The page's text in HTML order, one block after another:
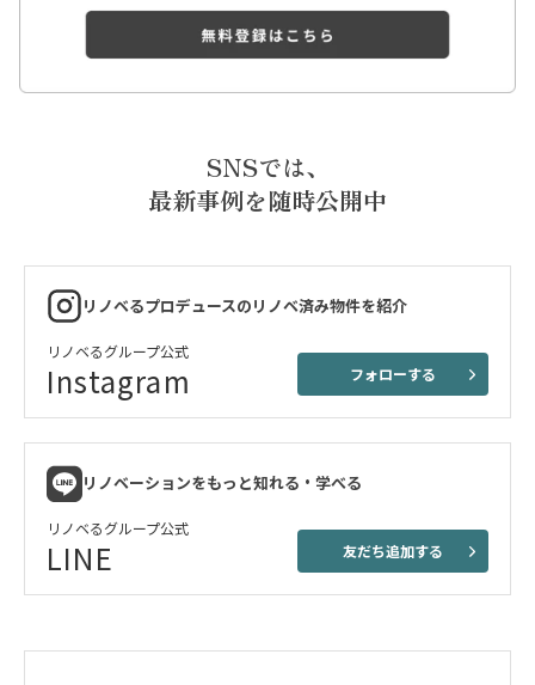
SNSでは、
最新事例を随時公開中
リノベるプロデュースのリノベ済み物件を紹介
リノベるグループ公式
Instagram フォローする
リノベーションをもっと知れる・学べる
リノベるグループ公式
LINE 友だち追加する